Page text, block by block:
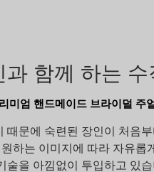
과 함께 하는 수
미엄 핸드메이드 브라이덜 주
문에 숙련된 장인이 처음
하는 이미지에 따라 자유
을 아낌없이 투입하고 있